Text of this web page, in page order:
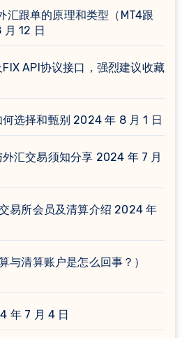
汇跟单的原理和类型（MT4跟
12 日
API协议接口，强烈建议收藏
选择和甄别 2024 年 8 月 1 日
汇交易须知分享 2024 年 7 月
易所会员及清算介绍 2024 年
与清算账户是怎么回事？）
年 7 月 4 日